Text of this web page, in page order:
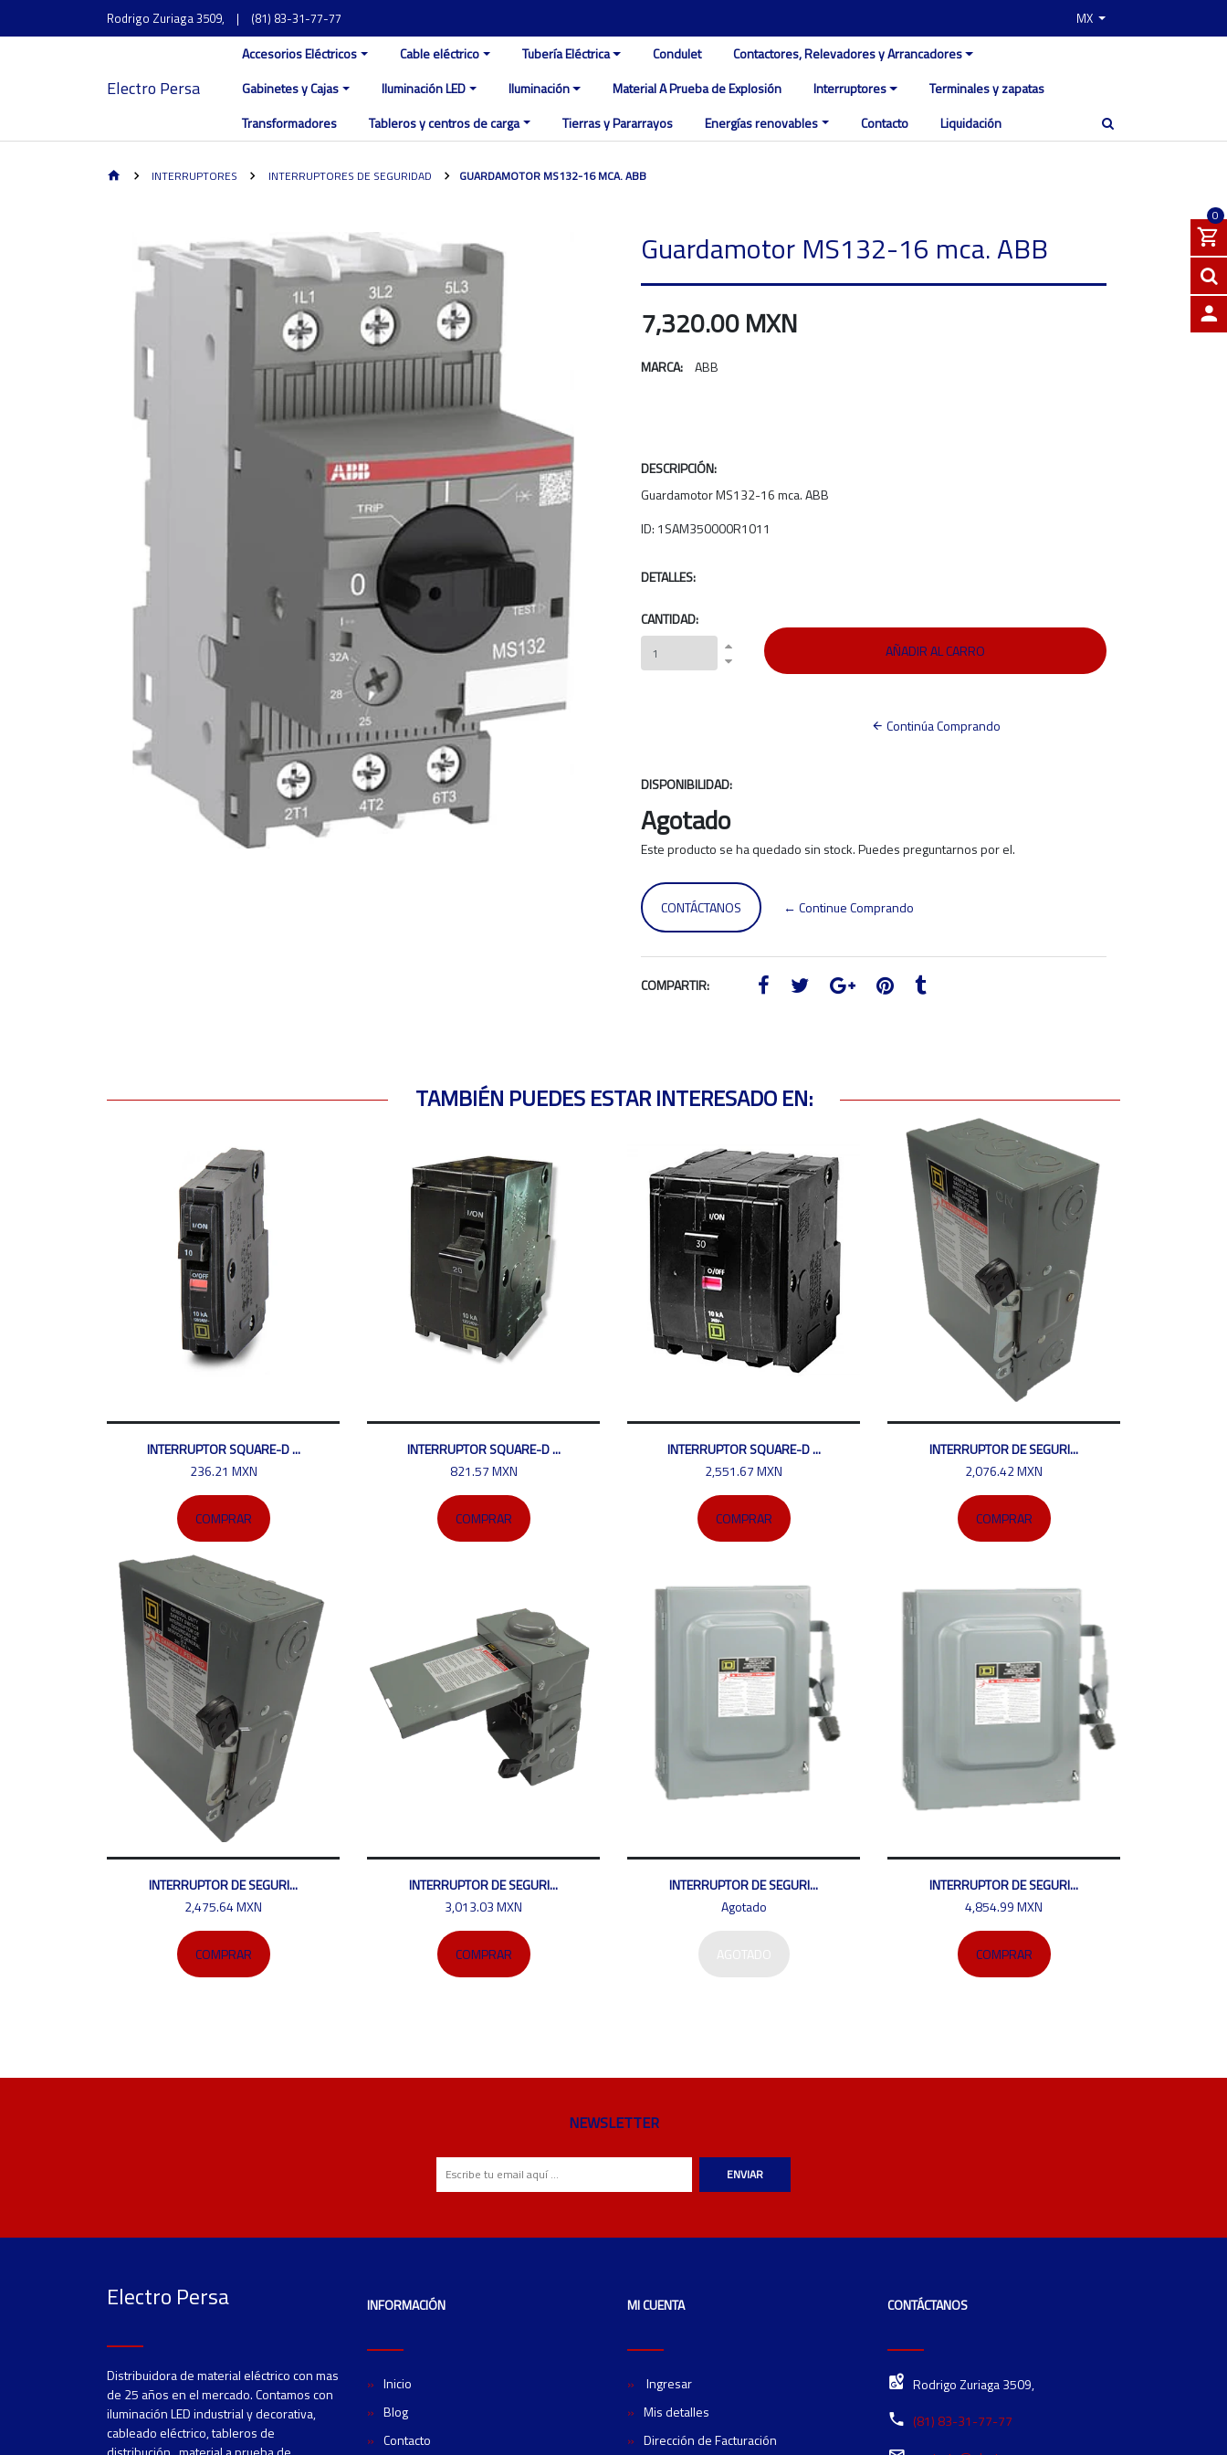
Rodrigo Zuriaga 3509, | (81) 83-31-77-77 MX
Electro Persa
Accesorios Eléctricos Cable eléctrico Tubería Eléctrica Condulet
Contactores, Relevadores y Arrancadores
Gabinetes y Cajas
Iluminación LED Iluminación Material A Prueba de Explosión Interruptores
Terminales y zapatas
Transformadores
Tableros y centros de carga Tierras y Pararrayos Energías renovables Contacto Liquidación
0
INTERRUPTORES INTERRUPTORES DE SEGURIDAD GUARDAMOTOR MS132-16 MCA. ABB
Guardamotor MS132-16 mca. ABB
7,320.00 MXN
MARCA: ABB
DESCRIPCIÓN:
Guardamotor MS132-16 mca. ABB
ID: 1SAM350000R1011
DETALLES:
CANTIDAD:
Continúa Comprando
DISPONIBILIDAD:
Agotado
Este producto se ha quedado sin stock. Puedes preguntarnos por el.
CONTÁCTANOS ← Continue Comprando
COMPARTIR:
TAMBIÉN PUEDES ESTAR INTERESADO EN:
INTERRUPTOR SQUARE-D ...
236.21 MXN
COMPRAR
INTERRUPTOR SQUARE-D ...
821.57 MXN
COMPRAR
INTERRUPTOR SQUARE-D ...
2,551.67 MXN
COMPRAR
INTERRUPTOR DE SEGURI...
2,076.42 MXN
COMPRAR
INTERRUPTOR DE SEGURI...
2,475.64 MXN
COMPRAR
INTERRUPTOR DE SEGURI...
3,013.03 MXN
COMPRAR
INTERRUPTOR DE SEGURI...
Agotado
INTERRUPTOR DE SEGURI...
4,854.99 MXN
COMPRAR
NEWSLETTER
ENVIAR
Electro Persa
Distribuidora de material eléctrico con mas
de 25 años en el mercado. Contamos con
iluminación LED industrial y decorativa,
cableado eléctrico, tableros de
INFORMACIÓN
Inicio
Blog
Contacto
MI CUENTA
Ingresar
Mis detalles
Dirección de Facturación
CONTÁCTANOS
Rodrigo Zuriaga 3509,
(81) 83-31-77-77